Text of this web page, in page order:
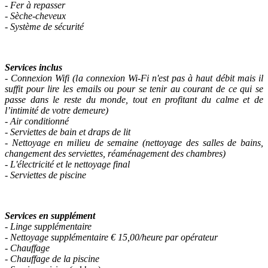
- Fer à repasser
- Sèche-cheveux
- Système de sécurité
Services inclus
- Connexion Wifi (la connexion Wi-Fi n'est pas à haut débit mais il
suffit pour lire les emails ou pour se tenir au courant de ce qui se
passe dans le reste du monde, tout en profitant du calme et de
l’intimité de votre demeure)
- Air conditionné
- Serviettes de bain et draps de lit
- Nettoyage en milieu de semaine (nettoyage des salles de bains,
changement des serviettes, réaménagement des chambres)
- L'électricitéet le nettoyage final
- Serviettes de piscine
Services en supplément
- Linge supplémentaire
- Nettoyage supplémentaire € 15,00/heure par opérateur
- Chauffage
- Chauffage de la piscine